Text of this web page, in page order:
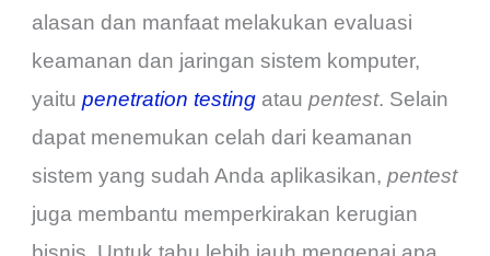
alasan dan manfaat melakukan evaluasi
keamanan dan jaringan sistem komputer,
yaitupenetration testing ataupentest. Selain
dapat menemukan celah dari keamanan
sistem yang sudah Anda aplikasikan,pentest
juga membantu memperkirakan kerugian